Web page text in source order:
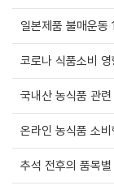
별
조
사
일본제품 불매운동
코로나 식품소비
국내산 농식품 관
온라인 농식품 소
추석 전후의 품목